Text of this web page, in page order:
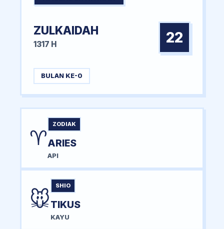
ZULKAIDAH
1317 H 22
BULAN KE-0
♈
ZODIAK
ARIES
API
🐭
SHIO
TIKUS
KAYU